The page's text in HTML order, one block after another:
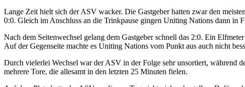
Lange Zeit hielt sich der ASV wacker. Die Gastgeber hatten zwar den
0:0. Gleich im Anschluss an die Trinkpause gingen Uniting Nations dann in
Nach dem Seitenwechsel gelang dem Gastgeber schnell das 2:0. Ein
Auf der Gegenseite machte es Uniting Nations vom Punkt aus auch nicht
Durch vielerlei Wechsel war der ASV in der Folge sehr unsortiert, während
mehrere Tore, die allesamt in den letzten 25 Minuten fielen.